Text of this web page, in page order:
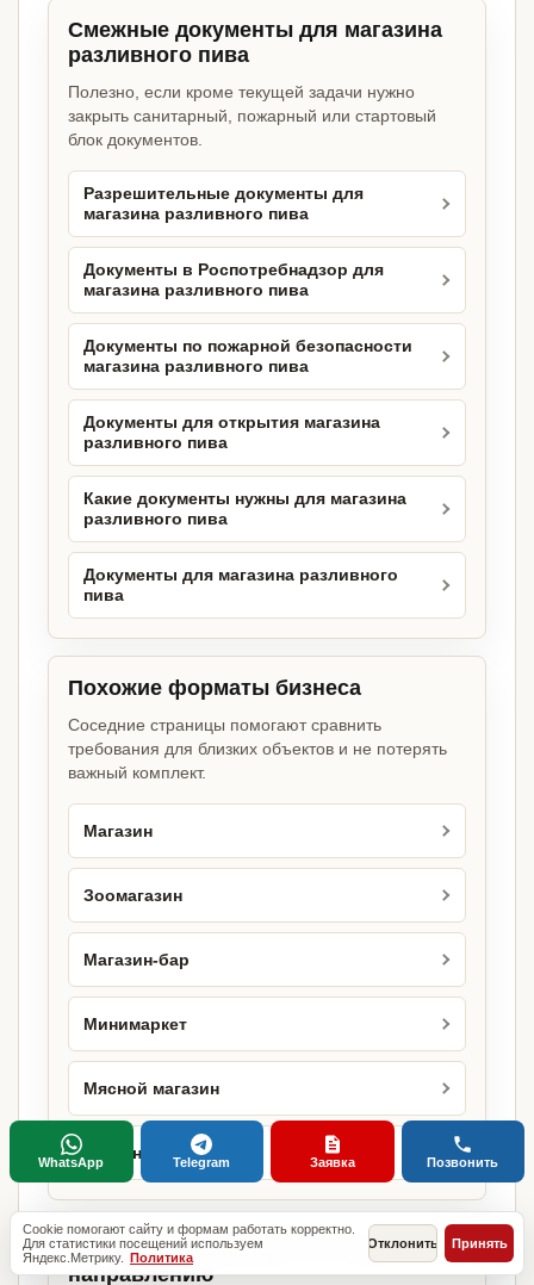
Смежные документы для магазина
разливного пива
Полезно, если кроме текущей задачи нужно
закрыть санитарный, пожарный или стартовый
блок документов.
Разрешительные документы для
магазина разливного пива
Документы в Роспотребнадзор для
магазина разливного пива
Документы по пожарной безопасности
магазина разливного пива
Документы для открытия магазина
разливного пива
Какие документы нужны для магазина
разливного пива
Документы для магазина разливного
пива
Похожие форматы бизнеса
Соседние страницы помогают сравнить
требования для близких объектов и не потерять
важный комплект.
Магазин
Зоомагазин
Магазин-бар
Минимаркет
Мясной магазин
Овощной магазин
Городские страницы по этому
направлению
Cookie помогают сайту и формам работать корректно.
Для статистики посещений используем
Яндекс.Метрику. Политика
Отклонить Принять
WhatsApp Telegram Заявка Позвонить